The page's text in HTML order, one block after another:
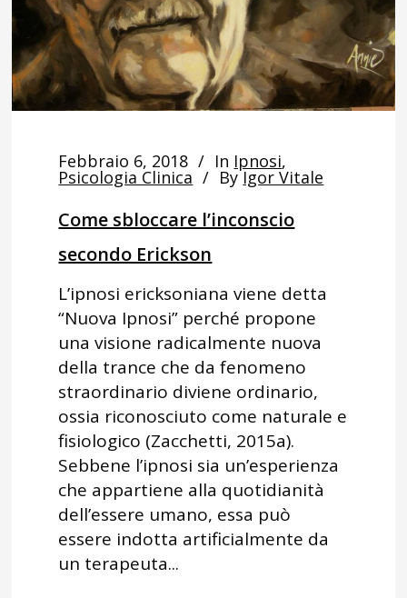
Febbraio 6, 2018 In Ipnosi,
Psicologia Clinica By Igor Vitale
Come sbloccare l’inconscio
secondo Erickson
L’ipnosi ericksoniana viene detta
“Nuova Ipnosi” perché propone
una visione radicalmente nuova
della trance che da fenomeno
straordinario diviene ordinario,
ossia riconosciuto come naturale e
fisiologico (Zacchetti, 2015a).
Sebbene l’ipnosi sia un’esperienza
che appartiene alla quotidianità
dell’essere umano, essa può
essere indotta artificialmente da
un terapeuta...